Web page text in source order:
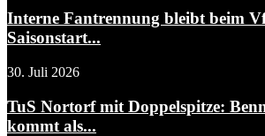
Interne Fantrennung bleibt beim
Saisonstart...
30. Juli 2026
TuS Nortorf mit Doppelspitze:
kommt als...